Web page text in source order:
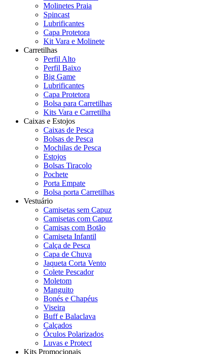
Molinetes Praia
Spincast
Lubrificantes
Capa Protetora
Kit Vara e Molinete
Carretilhas
Perfil Alto
Perfil Baixo
Big Game
Lubrificantes
Capa Protetora
Bolsa para Carretilhas
Kits Vara e Carretilha
Caixas e Estojos
Caixas de Pesca
Bolsas de Pesca
Mochilas de Pesca
Estojos
Bolsas Tiracolo
Pochete
Porta Empate
Bolsa porta Carretilhas
Vestuário
Camisetas sem Capuz
Camisetas com Capuz
Camisas com Botão
Camiseta Infantil
Calça de Pesca
Capa de Chuva
Jaqueta Corta Vento
Colete Pescador
Moletom
Manguito
Bonés e Chapéus
Viseira
Buff e Balaclava
Calçados
Óculos Polarizados
Luvas e Protect
Kits Promocionais